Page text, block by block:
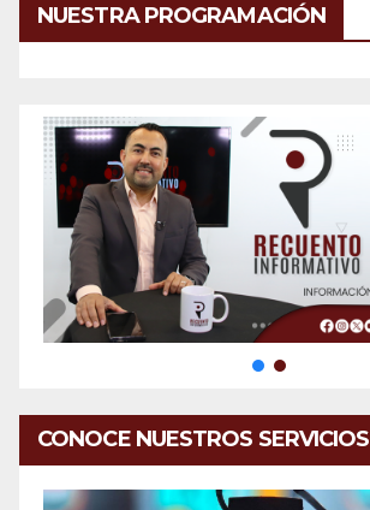
NUESTRA PROGRAMACIÓN
CONOCE NUESTROS SERVICIOS